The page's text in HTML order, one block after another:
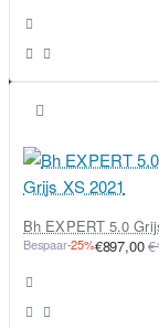
Bh EXPERT 5.0
Bespaar-25%€897,00